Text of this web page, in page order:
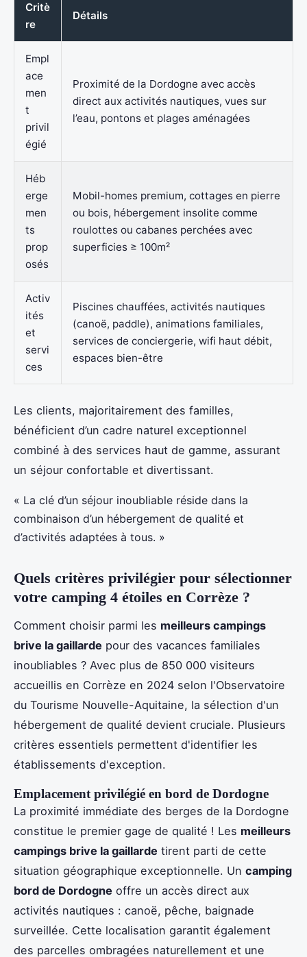
Critè
re
Détails
Empl
ace
men
t
privil
égié
Proximité de la Dordogne avec accès
direct aux activités nautiques, vues sur
l’eau, pontons et plages aménagées
Héb
erge
men
ts
prop
osés
Mobil-homes premium, cottages en pierre
ou bois, hébergement insolite comme
roulottes ou cabanes perchées avec
superficies ≥ 100m²
Activ
ités
et
servi
ces
Piscines chauffées, activités nautiques
(canoë, paddle), animations familiales,
services de conciergerie, wifi haut débit,
espaces bien-être
Les clients, majoritairement des familles,
bénéficient d’un cadre naturel exceptionnel
combiné à des services haut de gamme, assurant
un séjour confortable et divertissant.
« La clé d’un séjour inoubliable réside dans la
combinaison d’un hébergement de qualité et
d’activités adaptées à tous. »
Quels critères privilégier pour sélectionner
votre camping 4 étoiles en Corrèze ?
Comment choisir parmi les meilleurs campings
brive la gaillarde pour des vacances familiales
inoubliables ? Avec plus de 850 000 visiteurs
accueillis en Corrèze en 2024 selon l'Observatoire
du Tourisme Nouvelle-Aquitaine, la sélection d'un
hébergement de qualité devient cruciale. Plusieurs
critères essentiels permettent d'identifier les
établissements d'exception.
Emplacement privilégié en bord de Dordogne
La proximité immédiate des berges de la Dordogne
constitue le premier gage de qualité ! Les meilleurs
campings brive la gaillarde tirent parti de cette
situation géographique exceptionnelle. Un camping
bord de Dordogne offre un accès direct aux
activités nautiques : canoë, pêche, baignade
surveillée. Cette localisation garantit également
des parcelles ombragées naturellement et une